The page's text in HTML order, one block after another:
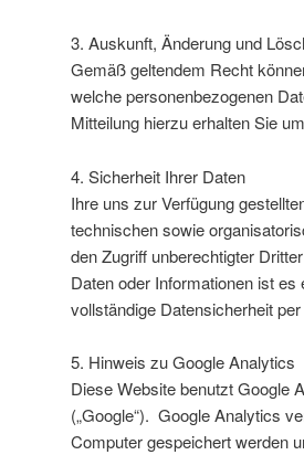
3. Auskunft, Änderung und
Gemäß geltendem Recht
welche personenbezogenen
Mitteilung hierzu erhalten Sie
4. Sicherheit Ihrer Daten
Ihre uns zur Verfügung
technischen sowie
den Zugriff unberechtigter
Daten oder Informationen ist
vollständige Datensicherheit
5. Hinweis zu Google Analytics
Diese Website benutzt Google
(„Google“). Google Analytics
Computer gespeichert werden